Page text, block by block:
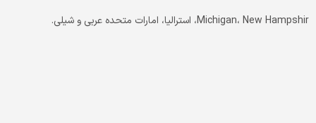
Michigan، New Hampshir، استرالیا، امارات متحده عربی و شیلی.